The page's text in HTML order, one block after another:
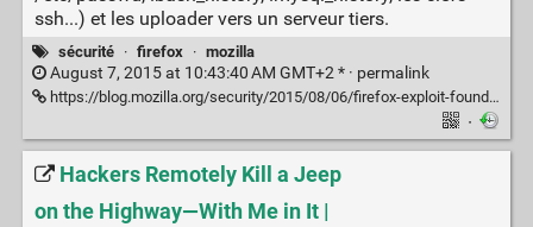
ssh...) et les uploader vers un serveur tiers.
sécurité · firefox · mozilla
August 7, 2015 at 10:43:40 AM GMT+2 * · permalink
https://blog.mozilla.org/security/2015/08/06/firefox-exploit-found-in-the-wild/
·
Hackers Remotely Kill a Jeep
on the Highway—With Me in It |